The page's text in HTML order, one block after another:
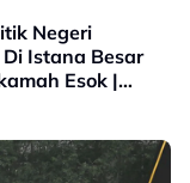
Negeri
Istana Besar
Esok |